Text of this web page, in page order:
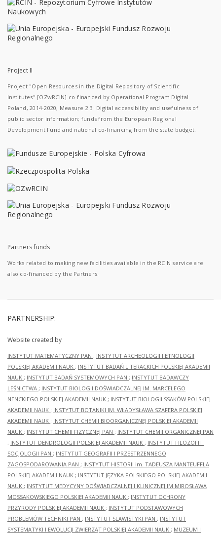
Project II
Project "Open Resources in the Digital Repository of Scientific
Institutes" [OZwRCIN] co-financed by Operational Program Digital
Poland, 2014-2020, Measure 2.3: Digital accessibility and usefulness of
public sector information; funds from the European Regional
Development Fund and national co-financing from the state budget.
Partners funds
Works related to making new facilities available in the RCIN service are
also co-financed by the Partners.
PARTNERSHIP:
Website created by
INSTYTUT MATEMATYCZNY PAN ; INSTYTUT ARCHEOLOGII I ETNOLOGII
POLSKIEJ AKADEMII NAUK ; INSTYTUT BADAŃ LITERACKICH POLSKIEJ AKADEMII
NAUK ; INSTYTUT BADAŃ SYSTEMOWYCH PAN ; INSTYTUT BADAWCZY
LEŚNICTWA ; INSTYTUT BIOLOGII DOŚWIADCZALNEJ IM. MARCELEGO
NENCKIEGO POLSKIEJ AKADEMII NAUK ; INSTYTUT BIOLOGII SSAKÓW POLSKIEJ
AKADEMII NAUK ; INSTYTUT BOTANIKI IM. WŁADYSŁAWA SZAFERA POLSKIEJ
AKADEMII NAUK ; INSTYTUT CHEMII BIOORGANICZNEJ POLSKIEJ AKADEMII
NAUK ; INSTYTUT CHEMII FIZYCZNEJ PAN ; INSTYTUT CHEMII ORGANICZNEJ PAN
; INSTYTUT DENDROLOGII POLSKIEJ AKADEMII NAUK ; INSTYTUT FILOZOFII I
SOCJOLOGII PAN ; INSTYTUT GEOGRAFII I PRZESTRZENNEGO
ZAGOSPODAROWANIA PAN ; INSTYTUT HISTORII im. TADEUSZA MANTEUFFLA
POLSKIEJ AKADEMII NAUK ; INSTYTUT JĘZYKA POLSKIEGO POLSKIEJ AKADEMII
NAUK ; INSTYTUT MEDYCYNY DOŚWIADCZALNEJ I KLINICZNEJ IM.MIROSŁAWA
MOSSAKOWSKIEGO POLSKIEJ AKADEMII NAUK ; INSTYTUT OCHRONY
PRZYRODY POLSKIEJ AKADEMII NAUK ; INSTYTUT PODSTAWOWYCH
PROBLEMÓW TECHNIKI PAN ; INSTYTUT SLAWISTYKI PAN ; INSTYTUT
SYSTEMATYKI I EWOLUCJI ZWIERZĄT POLSKIEJ AKADEMII NAUK ; MUZEUM I